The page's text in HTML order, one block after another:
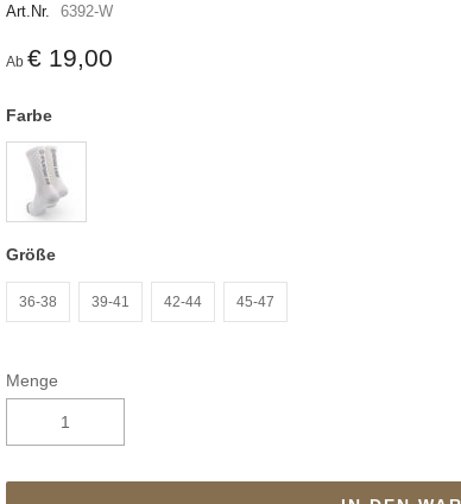
Art.Nr. 6392-W
Ab € 19,00
Farbe
Größe
36-38 39-41 42-44 45-47
Menge